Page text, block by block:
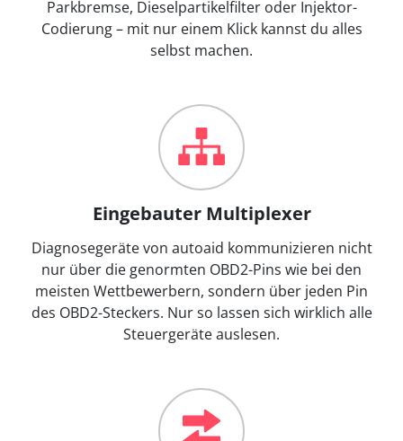
Parkbremse, Dieselpartikelfilter oder Injektor-
Codierung – mit nur einem Klick kannst du alles
selbst machen.
Eingebauter Multiplexer
Diagnosegeräte von autoaid kommunizieren nicht
nur über die genormten OBD2-Pins wie bei den
meisten Wettbewerbern, sondern über jeden Pin
des OBD2-Steckers. Nur so lassen sich wirklich alle
Steuergeräte auslesen.